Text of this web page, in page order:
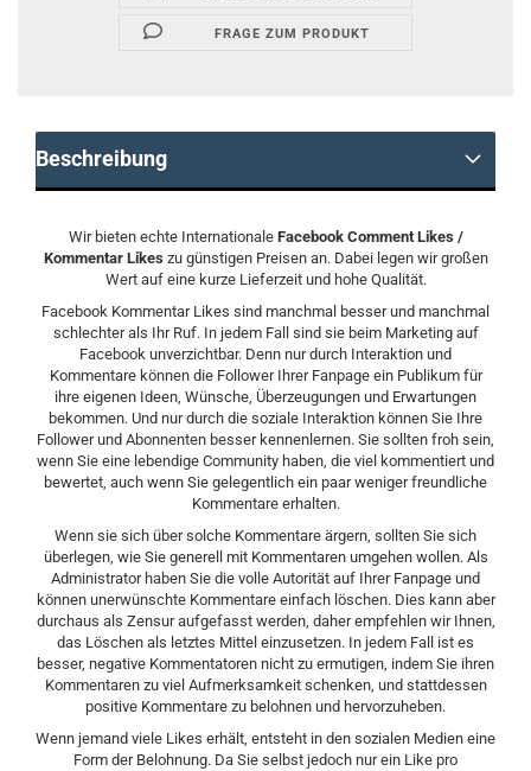
FRAGE ZUM PRODUKT
Beschreibung
Wir bieten echte Internationale Facebook Comment Likes /
Kommentar Likeszu günstigen Preisen an. Dabei legen wir großen
Wert auf eine kurze Lieferzeit und hohe Qualität.
Facebook Kommentar Likes sind manchmal besser und manchmal
schlechter als Ihr Ruf. In jedem Fall sind sie beim Marketing auf
Facebook unverzichtbar. Denn nur durch Interaktion und
Kommentare können die Follower Ihrer Fanpage ein Publikum für
ihre eigenen Ideen, Wünsche, Überzeugungen und Erwartungen
bekommen. Und nur durch die soziale Interaktion können Sie Ihre
Follower und Abonnenten besser kennenlernen. Sie sollten froh sein,
wenn Sie eine lebendige Community haben, die viel kommentiert und
bewertet, auch wenn Sie gelegentlich ein paar weniger freundliche
Kommentare erhalten.
Wenn sie sich über solche Kommentare ärgern, sollten Sie sich
überlegen, wie Sie generell mit Kommentaren umgehen wollen. Als
Administrator haben Sie die volle Autorität auf Ihrer Fanpage und
können unerwünschte Kommentare einfach löschen. Dies kann aber
durchaus als Zensur aufgefasst werden, daher empfehlen wir Ihnen,
das Löschen als letztes Mittel einzusetzen. In jedem Fall ist es
besser, negative Kommentatoren nicht zu ermutigen, indem Sie ihren
Kommentaren zu viel Aufmerksamkeit schenken, und stattdessen
positive Kommentare zu belohnen und hervorzuheben.
Wenn jemand viele Likes erhält, entsteht in den sozialen Medien eine
Form der Belohnung. Da Sie selbst jedoch nur ein Like pro